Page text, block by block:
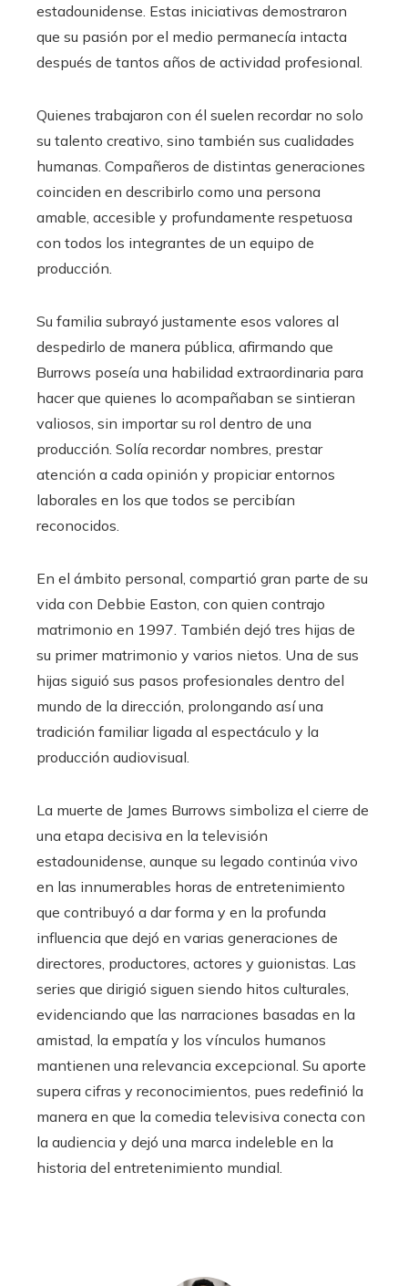
estadounidense. Estas iniciativas demostraron
que su pasión por el medio permanecía intacta
después de tantos años de actividad profesional.
Quienes trabajaron con él suelen recordar no solo
su talento creativo, sino también sus cualidades
humanas. Compañeros de distintas generaciones
coinciden en describirlo como una persona
amable, accesible y profundamente respetuosa
con todos los integrantes de un equipo de
producción.
Su familia subrayó justamente esos valores al
despedirlo de manera pública, afirmando que
Burrows poseía una habilidad extraordinaria para
hacer que quienes lo acompañaban se sintieran
valiosos, sin importar su rol dentro de una
producción. Solía recordar nombres, prestar
atención a cada opinión y propiciar entornos
laborales en los que todos se percibían
reconocidos.
En el ámbito personal, compartió gran parte de su
vida con Debbie Easton, con quien contrajo
matrimonio en 1997. También dejó tres hijas de
su primer matrimonio y varios nietos. Una de sus
hijas siguió sus pasos profesionales dentro del
mundo de la dirección, prolongando así una
tradición familiar ligada al espectáculo y la
producción audiovisual.
La muerte de James Burrows simboliza el cierre de
una etapa decisiva en la televisión
estadounidense, aunque su legado continúa vivo
en las innumerables horas de entretenimiento
que contribuyó a dar forma y en la profunda
influencia que dejó en varias generaciones de
directores, productores, actores y guionistas. Las
series que dirigió siguen siendo hitos culturales,
evidenciando que las narraciones basadas en la
amistad, la empatía y los vínculos humanos
mantienen una relevancia excepcional. Su aporte
supera cifras y reconocimientos, pues redefinió la
manera en que la comedia televisiva conecta con
la audiencia y dejó una marca indeleble en la
historia del entretenimiento mundial.